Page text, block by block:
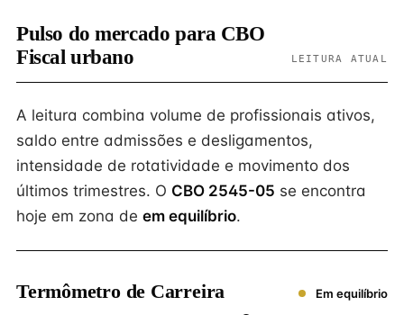
Pulso do mercado para CBO
Fiscal urbano
LEITURA ATUAL
A leitura combina volume de profissionais ativos,
saldo entre admissões e desligamentos,
intensidade de rotatividade e movimento dos
últimos trimestres. O CBO 2545-05 se encontra
hoje em zona de em equilíbrio.
Termômetro de Carreira Em equilíbrio